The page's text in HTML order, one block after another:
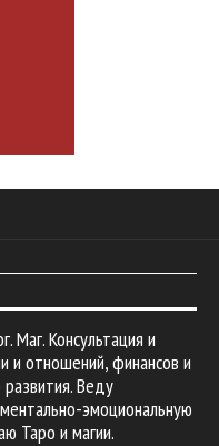
Маг. Консультация и
и отношений, финансов и
развития. Веду
эмоциональную
Таро и магии.